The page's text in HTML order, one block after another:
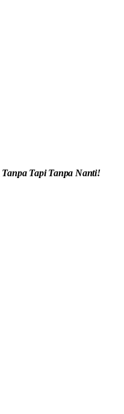
Tanpa Tapi Tanpa Nanti!